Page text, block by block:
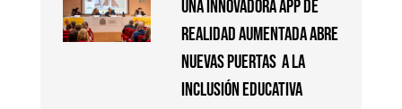
Una innovadora app de
Realidad Aumentada abre
nuevas puertas a la
inclusión educativa